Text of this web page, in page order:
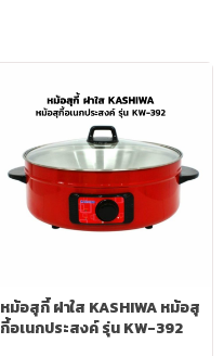
หม้อสุกี้ ฝาใส KASHIWA หม้อสุ
กี้อเนกประสงค์ รุ่น KW-392